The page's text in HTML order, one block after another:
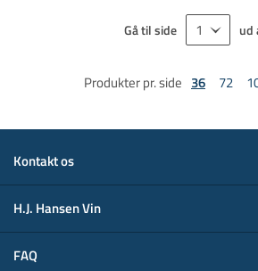
Gå til side ud
Produkter pr. side 36 72
Kontakt os
H.J. Hansen Vin
FAQ